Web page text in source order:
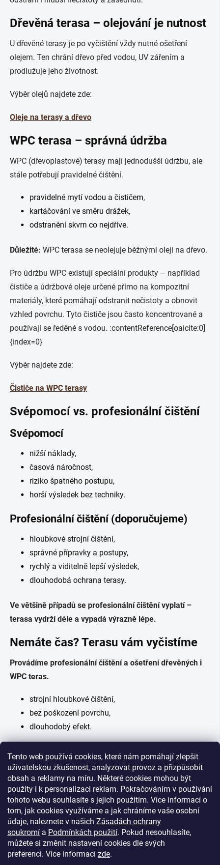
Tento web používá cookies, které nám pomáhají zlepšit
uživatelskou zkušenost, analyzovat provoz a přizpůsobit
obsah a reklamy na míru. Některé cookies mohou být
použity i k personalizaci reklam. Pokračováním v používání
tohoto webu souhlasíte s jejich použitím. Více informací o
tom, jak cookies využíváme a jak chráníme vaše osobní
údaje, naleznete v našich Zásadách ochrany
soukromí a Podmínkách použití. Pokud nesouhlasíte,
můžete si změnit nastavení cookies dle svých
preferencí. Více informací zde.
Dřevěná terasa – olejování je nutnost
U dřevěné terasy je po vyčištění vždy nutné ošetření
olejem. Ten chrání dřevo před vodou, UV zářením a
prodlužuje jeho životnost.
Výběr olejů najdete zde:
Oleje na terasy a dřevo
WPC terasa – správná údržba
WPC (dřevoplastové) terasy mají jednodušší údržbu, ale
stále potřebují pravidelné čištění.
pravidelné mytí vodou a čističem,
kartáčování ve směru drážek,
odstranění skvrn co nejdříve.
Důležité: WPC terasa se neolejuje běžnými oleji na dřevo.
Pro údržbu WPC existují speciální produkty – například
čističe a údržbové oleje určené přímo na kompozitní
materiály, které pomáhají odstranit nečistoty a obnovit
vzhled povrchu. Tyto čističe jsou často koncentrované a
používají se ředěné s vodou. :contentReference[oaicite:0]
{index=0}
Výběr najdete zde:
Čističe na WPC terasy
Svépomocí vs. profesionální čištění
Svépomocí
nižší náklady,
časová náročnost,
riziko špatného postupu,
horší výsledek bez techniky.
Profesionální čištění (doporučujeme)
hloubkové strojní čištění,
správné přípravky a postupy,
rychlý a viditelně lepší výsledek,
dlouhodobá ochrana terasy.
Ve většině případů se profesionální čištění vyplatí –
terasa vydrží déle a vypadá výrazně lépe.
Nemáte čas? Terasu vám vyčistíme
Provádíme profesionální čištění a ošetření dřevěných i
WPC teras.
strojní hloubkové čištění,
bez poškození povrchu,
dlouhodobý efekt.
Kontaktujte nás zde
nebo na telefonním čísle +420 776
740 030
Akce WOCA – výhodný set na údržbu
Využijte naši akční nabídku na produkty WOCA: